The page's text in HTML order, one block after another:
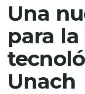
Una
para
Unach